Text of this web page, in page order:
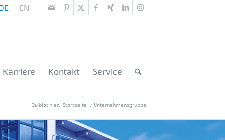
Karriere Kontakt Service
Du bist hier: Startseite / Unternehmensgruppe